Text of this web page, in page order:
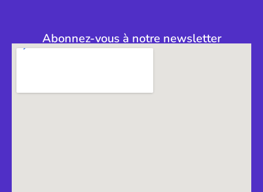
Abonnez-vous à notre newsletter